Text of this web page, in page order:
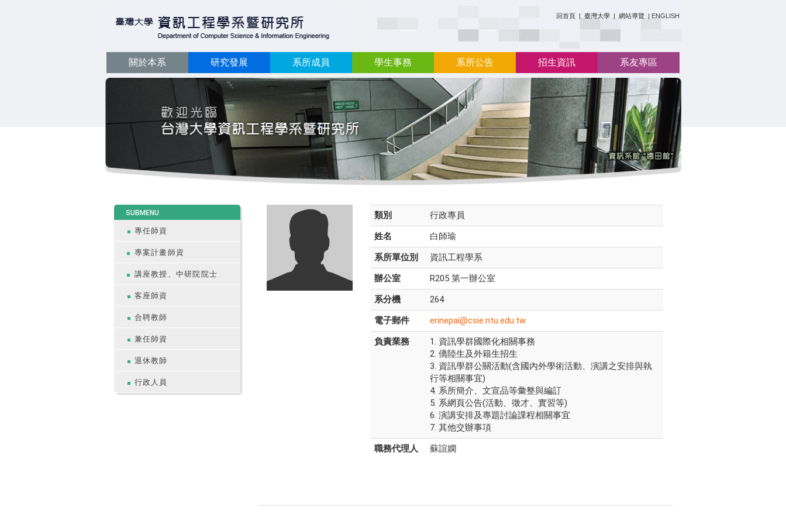
回首頁 | 臺灣大學 | 網站導覽 | ENGLISH
關於本系 研究發展 系所成員 學生事務 系所公告 招生資訊 系友專區
SUBMENU
專任師資
專案計畫師資
講座教授、中研院院士
客座師資
合聘教師
兼任師資
退休教師
行政人員
類別
行政專員
姓名
白師瑜
系所單位別
資訊工程學系
辦公室
R205 第一辦公室
系分機
264
電子郵件
erinepai@csie.ntu.edu.tw
負責業務
1. 資訊學群國際化相關事務
2. 僑陸生及外籍生招生
3. 資訊學群公關活動(含國內外學術活動、演講之安排與執
行等相關事宜)
4. 系所簡介、文宣品等彙整與編訂
5. 系網頁公告(活動、徵才、實習等)
6. 演講安排及專題討論課程相關事宜
7. 其他交辦事項
職務代理人
蘇誼嫻